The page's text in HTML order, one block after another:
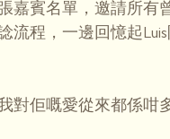
嘉賓名單，邀請所有
流程，一邊回憶起
對佢嘅愛從來都係咁